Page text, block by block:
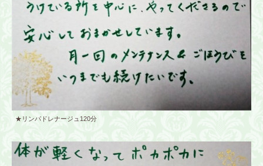
★リンパドレナージュ120分